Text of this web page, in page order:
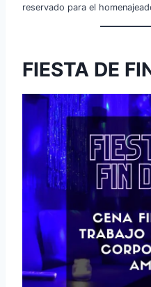
reservado para el
FIESTA DE